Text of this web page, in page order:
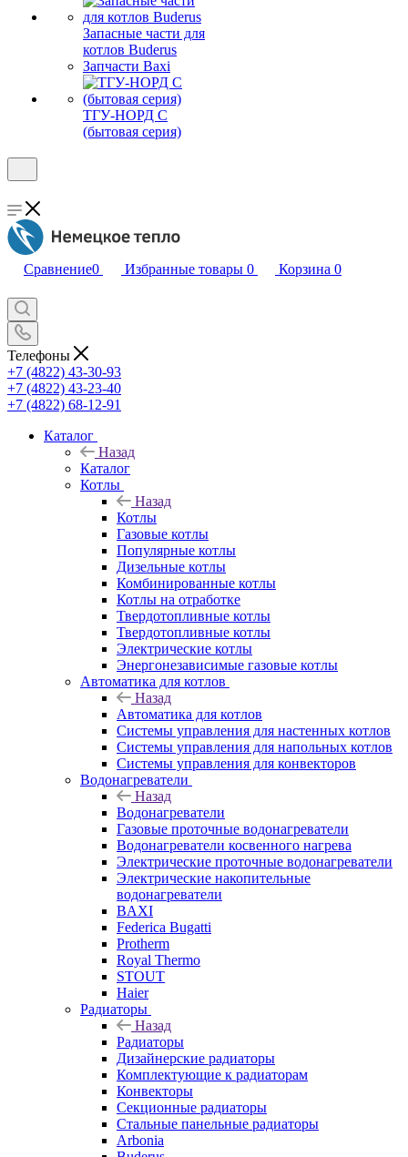
Запасные части для
котлов Buderus
Запчасти Baxi
ТГУ-НОРД С
(бытовая серия)
Сравнение0 Избранные товары 0 Корзина 0
Телефоны
+7 (4822) 43-30-93
+7 (4822) 43-23-40
+7 (4822) 68-12-91
Каталог
Назад
Каталог
Котлы
Назад
Котлы
Газовые котлы
Популярные котлы
Дизельные котлы
Комбинированные котлы
Котлы на отработке
Твердотопливные котлы
Твердотопливные котлы
Электрические котлы
Энергонезависимые газовые котлы
Автоматика для котлов
Назад
Автоматика для котлов
Системы управления для настенных котлов
Системы управления для напольных котлов
Системы управления для конвекторов
Водонагреватели
Назад
Водонагреватели
Газовые проточные водонагреватели
Водонагреватели косвенного нагрева
Электрические проточные водонагреватели
Электрические накопительные
водонагреватели
BAXI
Federica Bugatti
Protherm
Royal Thermo
STOUT
Haier
Радиаторы
Назад
Радиаторы
Дизайнерские радиаторы
Комплектующие к радиаторам
Конвекторы
Секционные радиаторы
Стальные панельные радиаторы
Arbonia